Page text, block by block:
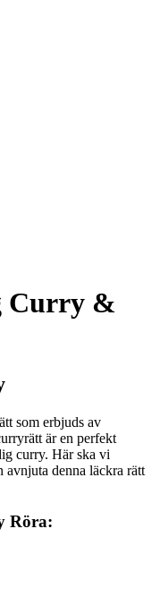
Curry &
som erbjuds av
är en perfekt
curry. Här ska vi
avnjuta denna läckra rätt
Röra: